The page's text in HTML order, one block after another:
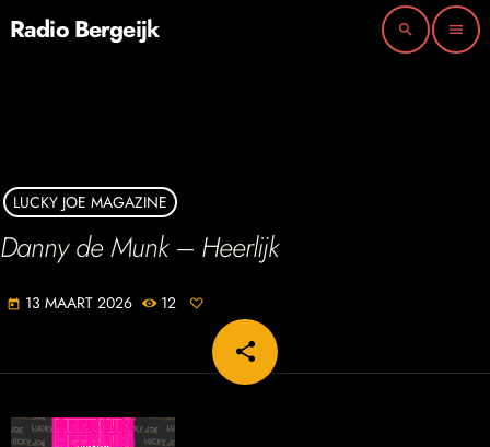
Radio Bergeijk search menu
LUCKY JOE MAGAZINE
Danny de Munk – Heerlijk
today 13 MAART 2026 12
share
email